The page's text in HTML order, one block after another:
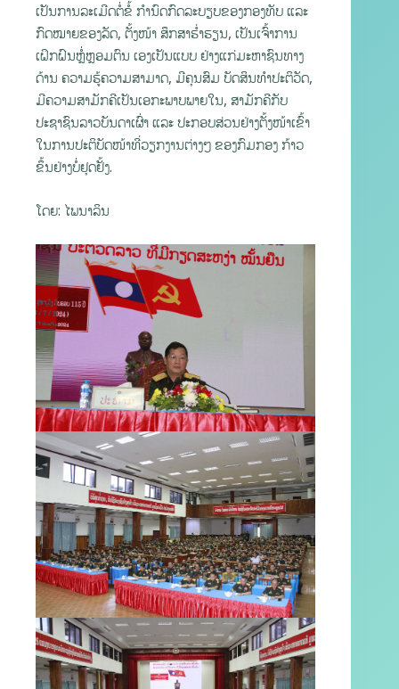
ເປັນການລະເມີດຕໍ່ຂໍ້ ກຳນົດກົດລະບຽບຂອງກອງທັບ ແລະ
ກົດໝາຍຂອງລັດ, ຕັ້ງໜ້າ ສຶກສາຮໍ່າຮຽນ, ເປັນເຈົ້າການ
ເຝິກຝົນຫຼໍ່ຫຼອມຕົນ ເອງເປັນແບບ ຢ່າງແກ່ມະຫາຊົນທາງ
ດ້ານ ຄວາມຮູ້ຄວາມສາມາດ, ມີຄຸນສົມ ບັດສິນທຳປະຕິວັດ,
ມີຄວາມສາມັກຄີເປັນເອກະພາບພາຍໃນ, ສາມັກຄີກັບ
ປະຊາຊົນລາວບັນດາເຜົ່າ ແລະ ປະກອບສ່ວນຢ່າງຕັ້ງໜ້າເຂົ້າ
ໃນການປະຕິບັດໜ້າທີ່ວຽກງານຕ່າງໆ ຂອງກົມກອງ ກ້າວ
ຂຶ້ນຢ່າງບໍ່ຢຸດຢັ້ງ.
ໂດຍ: ໄພນາລິນ